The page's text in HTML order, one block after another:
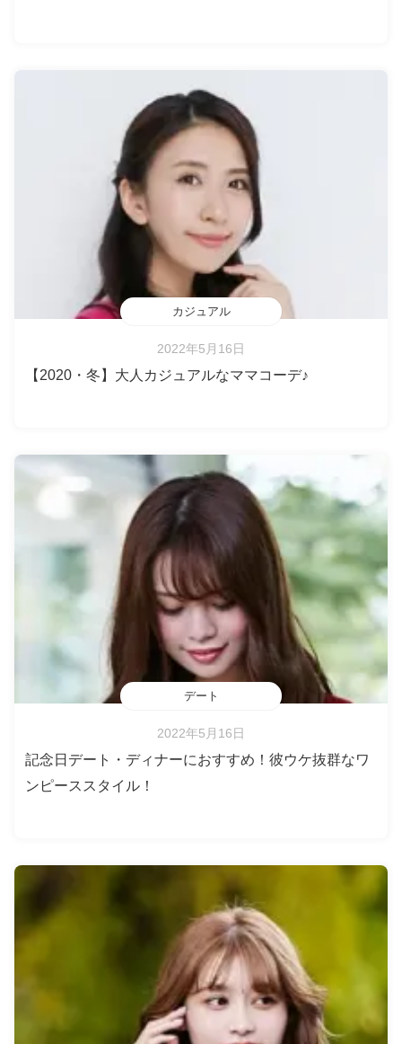
カジュアル
2022年5月16日
【2020・冬】大人カジュアルなママコーデ♪
デート
2022年5月16日
記念日デート・ディナーにおすすめ！彼ウケ抜群なワ
ンピーススタイル！